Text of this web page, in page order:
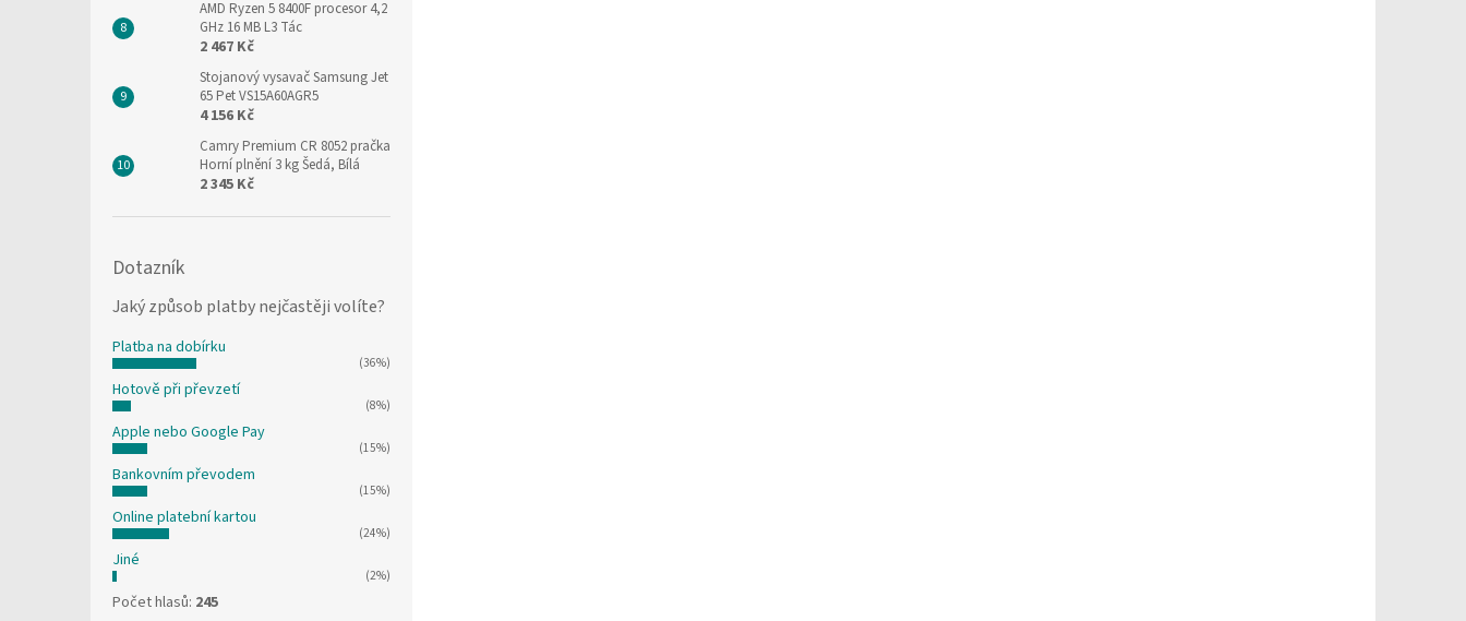
AMD Ryzen 5 8400F procesor 4,2
GHz 16 MB L3 Tác
2 467 Kč
Stojanový vysavač Samsung Jet
65 Pet VS15A60AGR5
4 156 Kč
Camry Premium CR 8052 pračka
Horní plnění 3 kg Šedá, Bílá
2 345 Kč
Dotazník
Jaký způsob platby nejčastěji volíte?
Platba na dobírku
(36%)
Hotově při převzetí
(8%)
Apple nebo Google Pay
(15%)
Bankovním převodem
(15%)
Online platební kartou
(24%)
Jiné
(2%)
Počet hlasů: 245